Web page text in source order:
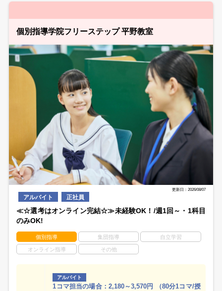
個別指導学院フリーステップ 平野教室
更新日：2026/08/07
アルバイト 正社員
≪☆選考はオンライン完結☆≫未経験OK！/週1回～・1科目
のみOK!
個別指導 集団指導 自立学習
オンライン指導 その他
アルバイト
1コマ担当の場合：2,180～3,570円 （80分1コマ/授